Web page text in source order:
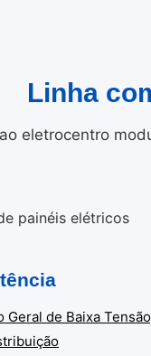
Linha
eletrocentro
Geral de Baixa